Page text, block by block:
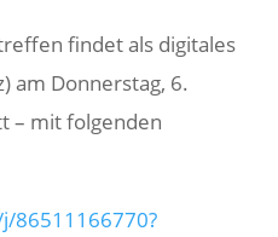
findet als digi­tales
am Donnerstag, 6.
– mit folgenden
86511166770?